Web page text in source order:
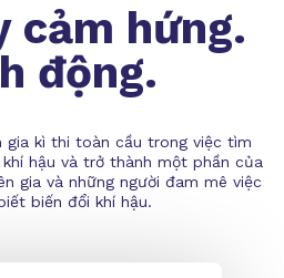
cảm hứng.
động.
gia kì thi toàn cầu trong việc tìm
hậu và trở thành một phần của
gia và những người đam mê việc
biến đổi khí hậu.